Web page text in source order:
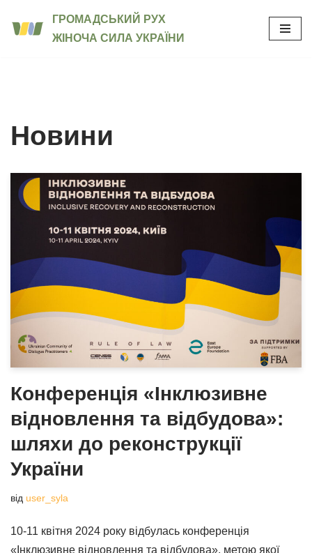
Перейти
ГРОМАДСЬКИЙ РУХ
ЖІНОЧА СИЛА УКРАЇНИ
Новини
Конференція «Інклюзивне
відновлення та відбудова»:
шляхи до реконструкції
України
від user_syla
10-11 квітня 2024 року відбулась конференція
«Інклюзивне відновлення та відбудова», метою якої